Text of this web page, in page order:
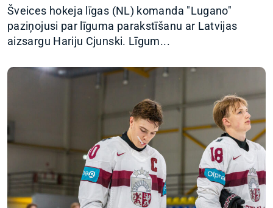
Šveices hokeja līgas (NL) komanda "Lugano"
paziņojusi par līguma parakstīšanu ar Latvijas
aizsargu Hariju Cjunski. Līgum...